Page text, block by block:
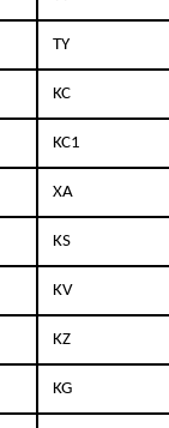
TY
KC
KC1
XA
KS
KV
KZ
KG